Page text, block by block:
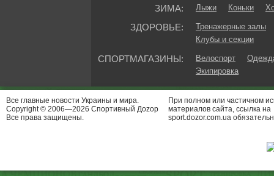
ЗИМА: Лыжи Коньки
ЗДОРОВЬЕ:
Тренажерные залы
Клубы и секции
СПОРТМАГАЗИНЫ: Велоспорт
Экипировка
Все главные новости Украины и мира.
Copyright © 2006—2026 Спортивный Доzор
Все права защищены.
При полном или частичном
материалов сайта, ссылка на
sport.dozor.com.ua